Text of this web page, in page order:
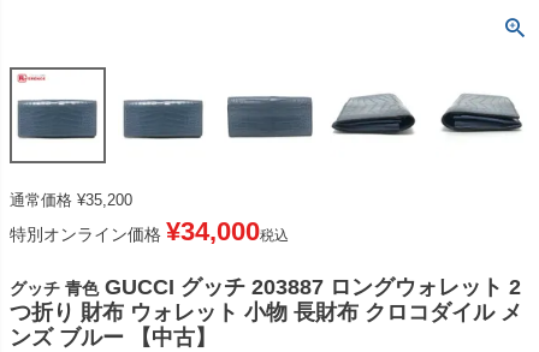
通常価格 ¥35,200
特別オンライン価格 ¥34,000税込
グッチ 青色 GUCCI グッチ 203887 ロングウォレット 2
つ折り 財布 ウォレット 小物 長財布 クロコダイル メ
ンズ ブルー 【中古】